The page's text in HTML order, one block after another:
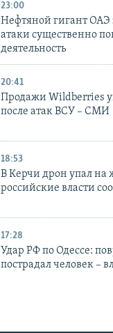
23:00
Нефтяной гигант ОАЭ
атаки существенно
деятельность
20:41
Продажи Wildberries
после атак ВСУ – СМИ
18:53
В Керчи дрон упал на
российские власти
17:28
Удар РФ по Одессе:
пострадал человек –